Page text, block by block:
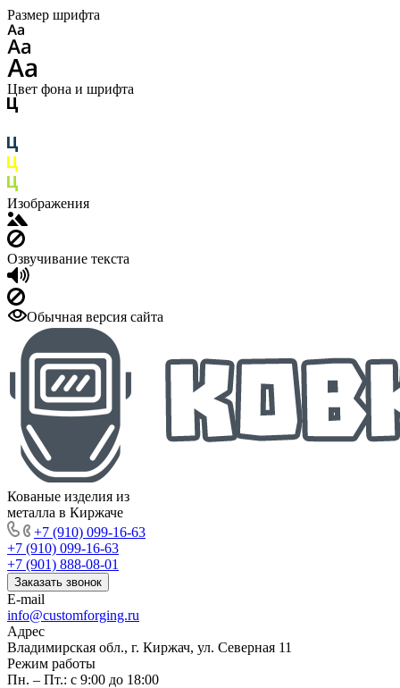
Размер шрифта
Цвет фона и шрифта
Изображения
Озвучивание текста
Обычная версия сайта
Кованые изделия из
металла в Киржаче
+7 (910) 099-16-63
+7 (910) 099-16-63
+7 (901) 888-08-01
Заказать звонок
E-mail
info@customforging.ru
Адрес
Владимирская обл., г. Киржач, ул. Северная 11
Режим работы
Пн. – Пт.: с 9:00 до 18:00